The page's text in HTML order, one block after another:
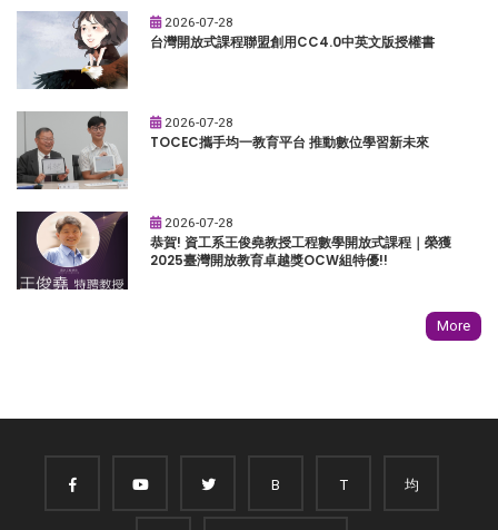
2026-07-28
台灣開放式課程聯盟創用CC4.0中英文版授權書
2026-07-28
TOCEC攜手均一教育平台 推動數位學習新未來
2026-07-28
恭賀! 資工系王俊堯教授工程數學開放式課程｜榮獲
2025臺灣開放教育卓越獎OCW組特優!!
More
B T 均